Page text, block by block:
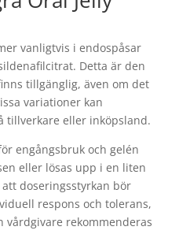
vanligtvis i endospåsar
Detta är den
tillgänglig, även om det
variationer kan
tillverkare eller inköpsland.
engångsbruk och gelén
eller lösas upp i en liten
doseringsstyrkan bör
respons och tolerans,
vårdgivare rekommenderas